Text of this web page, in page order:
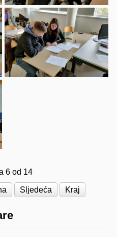
6 od 14
Sljedeća Kraj